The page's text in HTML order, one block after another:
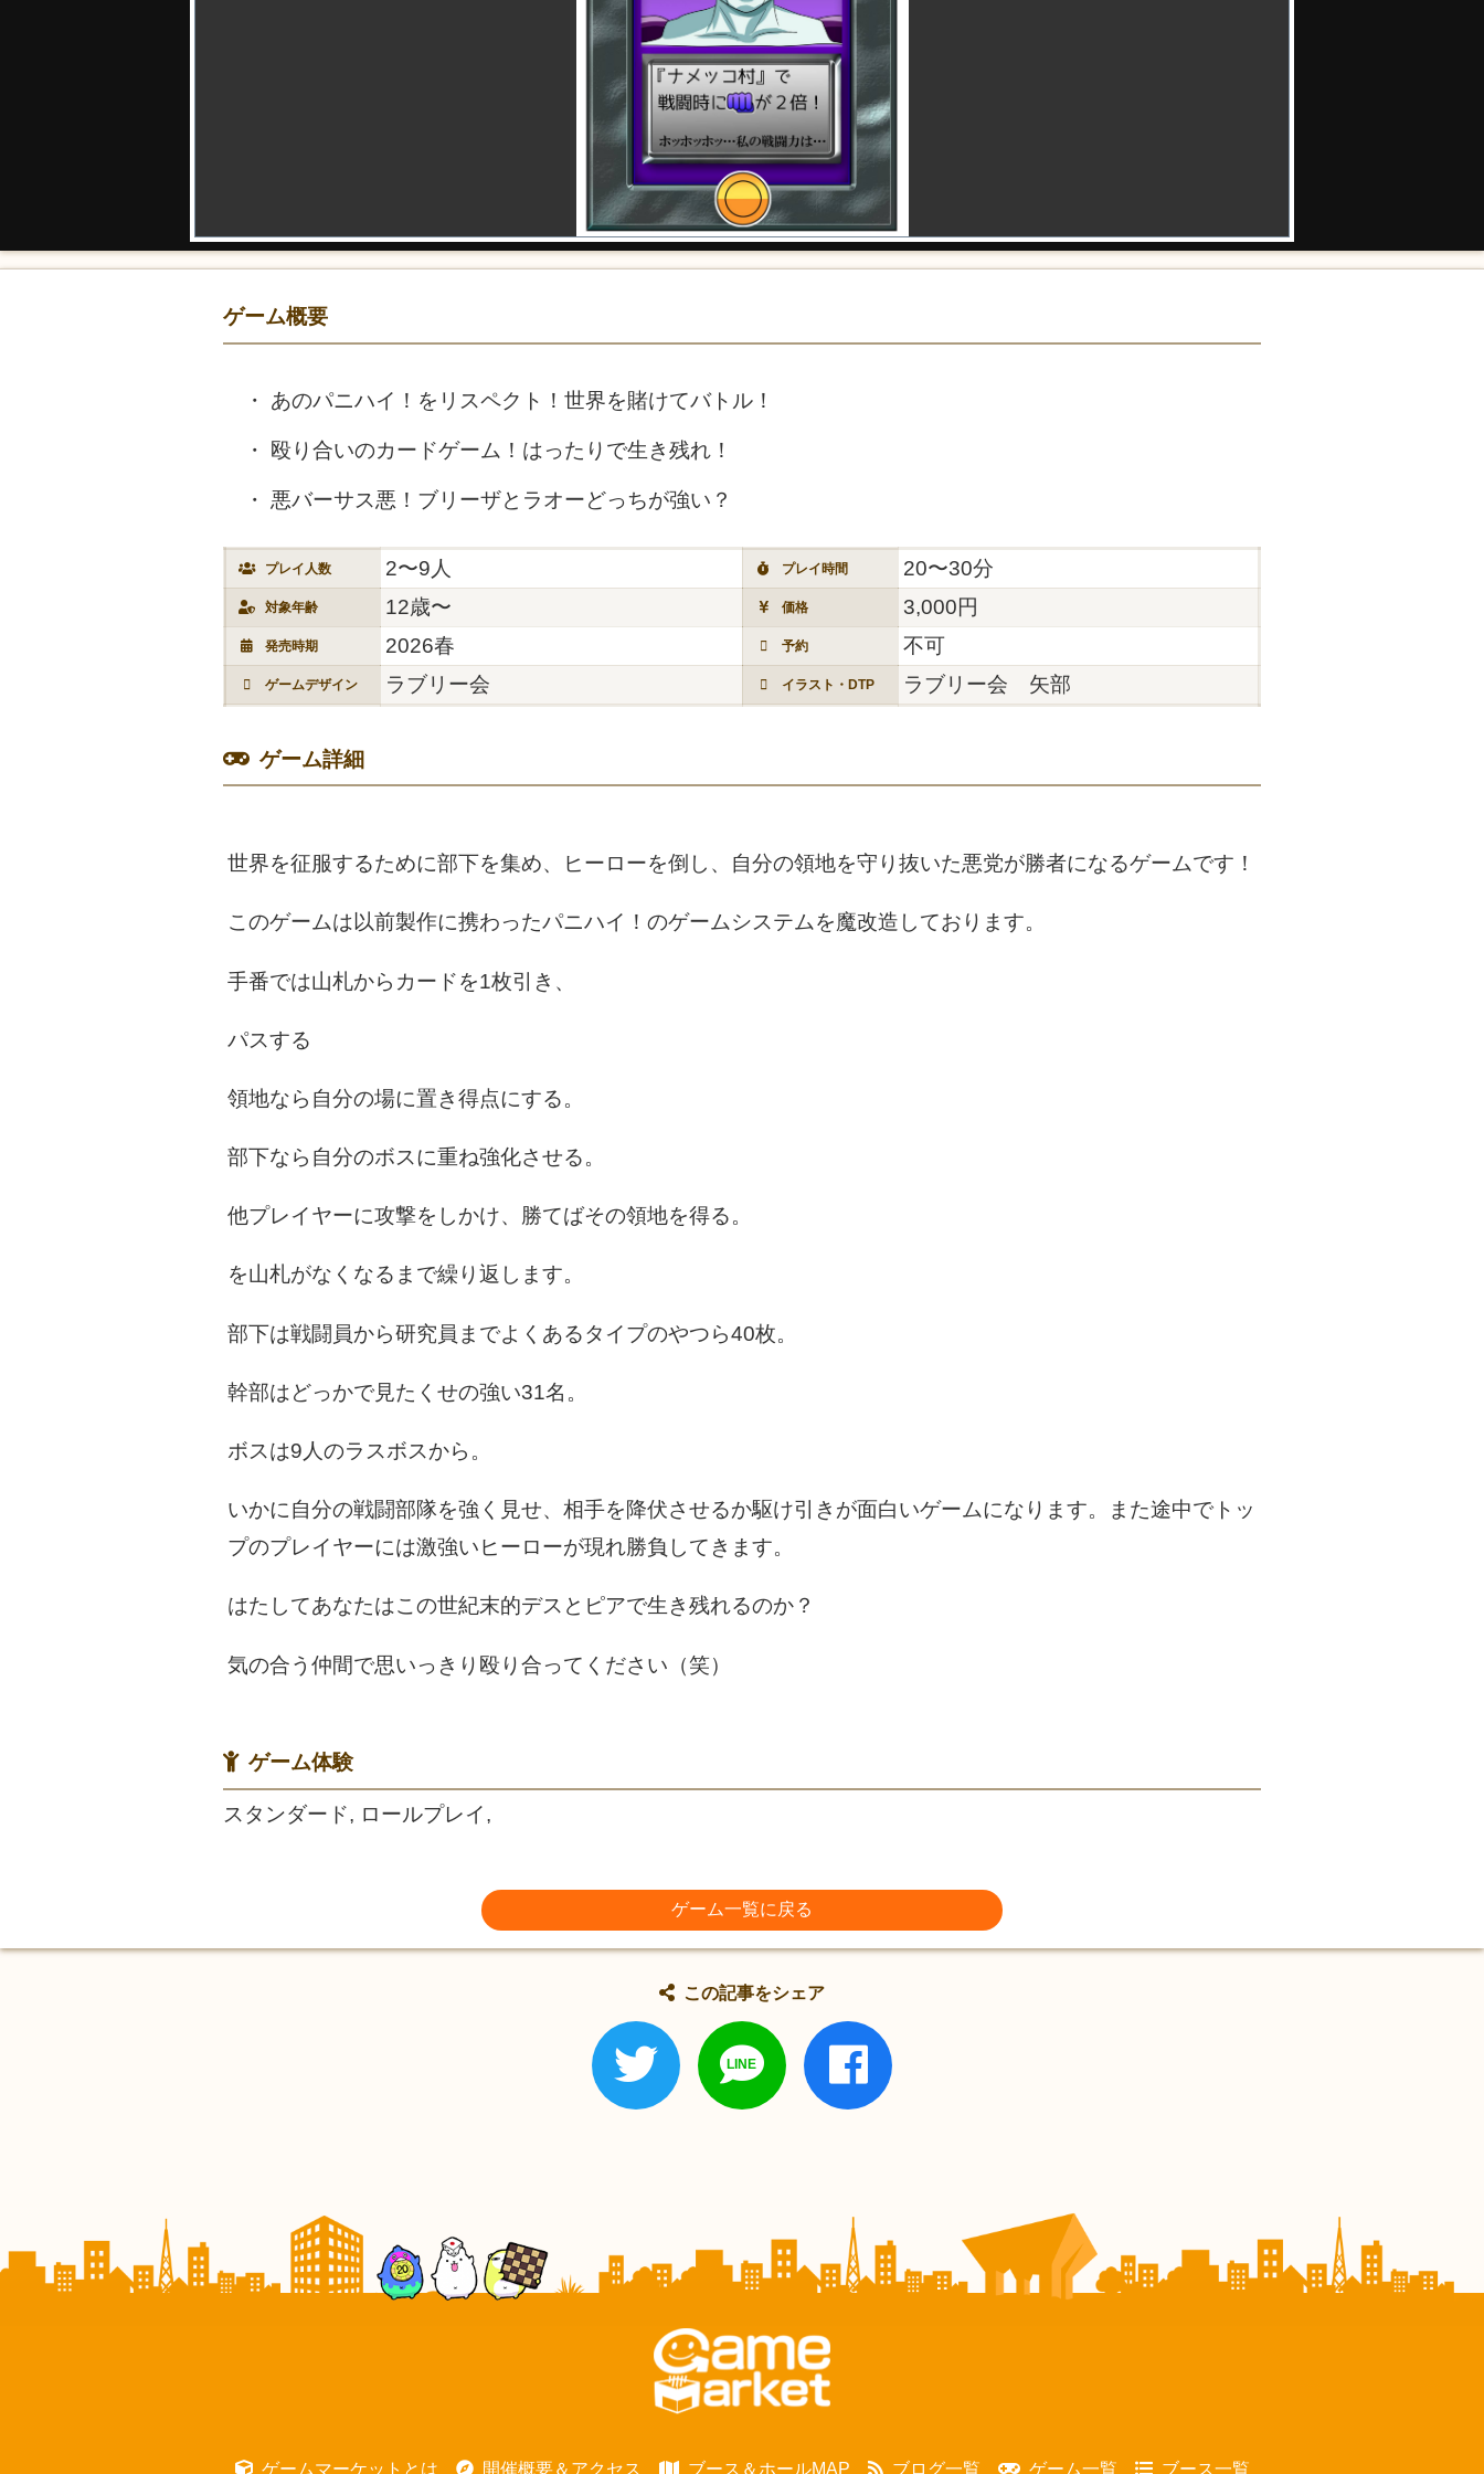
ゲーム概要
あのパニハイ！をリスペクト！世界を賭けてバトル！
殴り合いのカードゲーム！はったりで生き残れ！
悪バーサス悪！ブリーザとラオーどっちが強い？
プレイ人数 2〜9人 プレイ時間 20〜30分
対象年齢 12歳〜 価格 3,000円
発売時期 2026春 予約 不可
ゲームデザイン ラブリー会 イラスト・DTP ラブリー会 矢部
ゲーム詳細
世界を征服するために部下を集め、ヒーローを倒し、自分の領地を守り抜いた悪党が勝者になるゲームです！
このゲームは以前製作に携わったパニハイ！のゲームシステムを魔改造しております。
手番では山札からカードを1枚引き、
パスする
領地なら自分の場に置き得点にする。
部下なら自分のボスに重ね強化させる。
他プレイヤーに攻撃をしかけ、勝てばその領地を得る。
を山札がなくなるまで繰り返します。
部下は戦闘員から研究員までよくあるタイプのやつら40枚。
幹部はどっかで見たくせの強い31名。
ボスは9人のラスボスから。
いかに自分の戦闘部隊を強く見せ、相手を降伏させるか駆け引きが面白いゲームになります。また途中でトッ
プのプレイヤーには激強いヒーローが現れ勝負してきます。
はたしてあなたはこの世紀末的デスとピアで生き残れるのか？
気の合う仲間で思いっきり殴り合ってください（笑）
ゲーム体験
スタンダード, ロールプレイ,
ゲーム一覧に戻る
この記事をシェア
ゲームマーケットとは 開催概要＆アクセス ブース＆ホールMAP ブログ一覧 ゲーム一覧 ブース一覧